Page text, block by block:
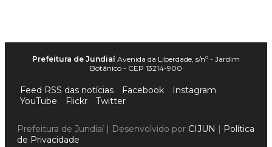
Prefeitura de Jundiaí Avenida da Liberdade, s/nº - Jardim
Botânico - CEP 13214-900
Feed RSS das notícias Facebook
Instagram
YouTube
Flickr Twitter
Prefeitura de Jundiaí | Desenvolvido por CIJUN | Política
de Privacidade